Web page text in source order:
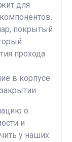
для
покрытый
прохода
в корпусе
о
и
у наших